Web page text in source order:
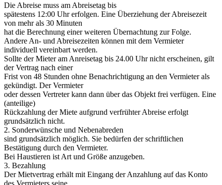
Die Abreise muss am Abreisetag bis
spätestens 12:00 Uhr erfolgen. Eine Überziehung der Abreisezeit
von mehr als 30 Minuten
hat die Berechnung einer weiteren Übernachtung zur Folge.
Andere An- und Abreisezeiten können mit dem Vermieter
individuell vereinbart werden.
Sollte der Mieter am Anreisetag bis 24.00 Uhr nicht erscheinen, gilt
der Vertrag nach einer
Frist von 48 Stunden ohne Benachrichtigung an den Vermieter als
gekündigt. Der Vermieter
oder dessen Vertreter kann dann über das Objekt frei verfügen. Eine
(anteilige)
Rückzahlung der Miete aufgrund verfrühter Abreise erfolgt
grundsätzlich nicht.
2. Sonderwünsche und Nebenabreden
sind grundsätzlich möglich. Sie bedürfen der schriftlichen
Bestätigung durch den Vermieter.
Bei Haustieren ist Art und Größe anzugeben.
3. Bezahlung
Der Mietvertrag erhält mit Eingang der Anzahlung auf das Konto
des Vermieters seine